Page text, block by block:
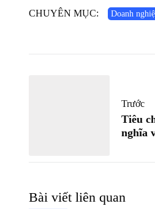
CHUYÊN MỤC: Doanh
Trước
Tiêu
nghĩa
Bài viết liên quan